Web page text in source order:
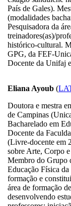
País de Gales).
(modalidades
Pesquisadora da
treinadores(as)/
histórico-cultural.
GPG, da FEF-
Docente da Unifaj
Eliana Ayoub (
Doutora e mestra
de Campinas
Bacharelado em
Docente da
(Livre-docente em
sobre Arte, Corpo
Membro do Grupo
Educação Física
formação e
área de formação
desenvolvendo